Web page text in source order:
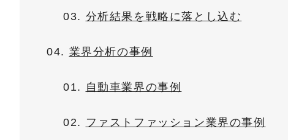
分析結果を戦略に落とし込む
業界分析の事例
自動車業界の事例
ファストファッション業界の事例